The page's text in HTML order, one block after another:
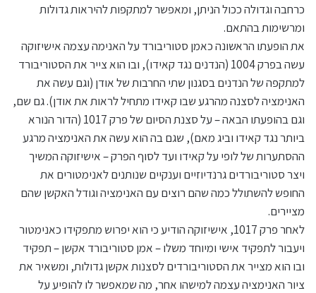
כרחבה וגדולה ככול הניתן, ומאפשר למתקפות להיראות גדולות
ומרשימות בהתאם.
את הופעתו הראשונה כאמן סטוריבורד על האנימה עצמה אישיזוקה
עשה בפרק 1004 (הנדנים נגד קאידו), ובו הוא צייר את הסטוריבורד
למתקפה של הנדנים בסגנון שתי החרבות של אודן (וגם עשה את
האנימציה לסצנה מהרגע שבו קאידו מתחיל לראות את אודן). גם שם,
וגם בהופעתו הבאה – על סצנת הסיום של פרק 1017 (הדור הנורא
ביותר נגד קאידו וביג מאם), שגם בה הוא עשה את האנימציה מרגע
ההסתערות של לופי על קאידו ועד לסוף הפרק – אישיזוקה המשיך
ויצר סטוריבורדים גרנדיוזיים וענקיים שנותנים לאנימטורים את
החופש להשתולל כמה שהם רוצים עם האנימציה וגודל האקשן שהם
מציירים.
לאחר פרק 1017, אישיזוקה הודיע כי הוא יפרוש מתפקידו כאנימטור
ויעבור לתפקיד אישי ומיוחד משלו – אמן סטוריבורד אקשן – תפקיד
ובו הוא מצייר את הסטוריבורדים לסצנות אקשן גדולות, ומשאיר את
ציור האנימציה עצמה למישהו אחר, מה שמאפשר לו להופיע על